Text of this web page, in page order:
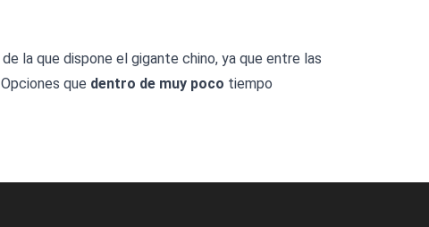
la que dispone el gigante chino, ya que entre las
que dentro de muy poco tiempo